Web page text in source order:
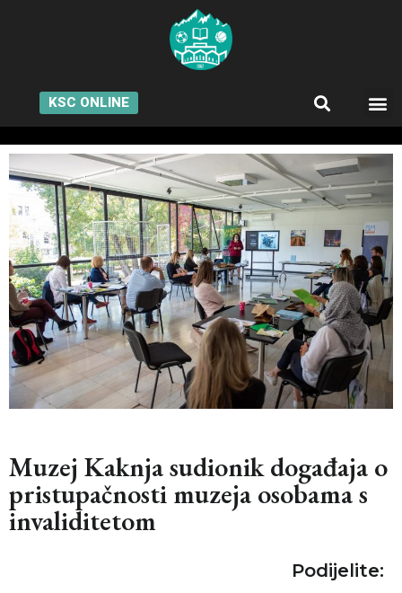
KSC ONLINE
Muzej Kaknja sudionik događaja o
pristupačnosti muzeja osobama s
invaliditetom
Podijelite: